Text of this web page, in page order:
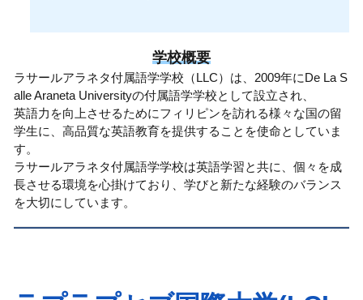
学校概要
ラサールアラネタ付属語学学校（LLC）は、2009年にDe La S
alle Araneta Universityの付属語学学校として設⽴され、
英語⼒を向上させるためにフィリピンを訪れる様々な国の留
学⽣に、⾼品質な英語教育を提供することを使命としていま
す。
ラサールアラネタ付属語学学校は英語学習と共に、個々を成
⻑させる環境を心掛けており、学びと新たな経験のバランス
を⼤切にしています。